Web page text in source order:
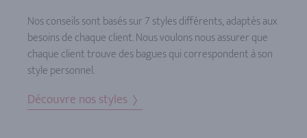
Nos conseils sont basés sur 7 styles différents, adaptés aux
besoins de chaque client. Nous voulons nous assurer que
chaque client trouve des bagues qui correspondent à son
style personnel.
Découvre nos styles